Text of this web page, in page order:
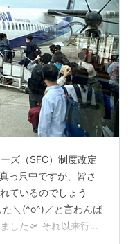
ズ（SFC）制度改定
っ只中ですが、皆さ
ているのでしょう
＼(^o^)／と言わんば
した🛫 それ以来行っ